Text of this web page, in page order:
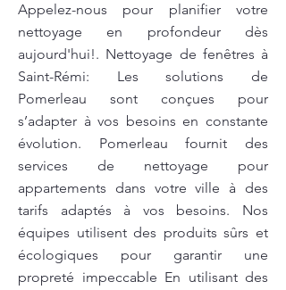
Appelez-nous pour planifier votre
nettoyage en profondeur dès
aujourd'hui!. Nettoyage de fenêtres à
Saint-Rémi: Les solutions de
Pomerleau sont conçues pour
s’adapter à vos besoins en constante
évolution. Pomerleau fournit des
services de nettoyage pour
appartements dans votre ville à des
tarifs adaptés à vos besoins. Nos
équipes utilisent des produits sûrs et
écologiques pour garantir une
propreté impeccable En utilisant des